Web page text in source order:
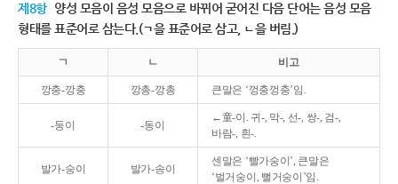
제8항 양성 모음이 음성 모음으로 바뀌어 굳어진 다음 단어는 음성 모음
형태를 표준어로 삼는다.(ㄱ을 표준어로 삼고, ㄴ을 버림.)
ㄱ ㄴ 비고
깡충-깡충 깡총-깡총 큰말은 ‘껑충껑충’임.
-둥이 -동이
←童-이. 귀-, 막-, 선-, 쌍-, 검-,
바람-, 흰-.
발가-숭이 발가-송이
센말은 ‘빨가숭이’, 큰말은
‘벌거숭이, 뻘거숭이’임.